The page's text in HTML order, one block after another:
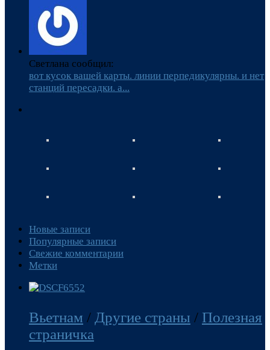
Светлана сообщил:
вот кусок вашей карты. линии перпедикулярны. и нет
станций пересадки. а...
Новые записи
Популярные записи
Свежие комментарии
Метки
Вьетнам / Другие страны / Полезная
страничка